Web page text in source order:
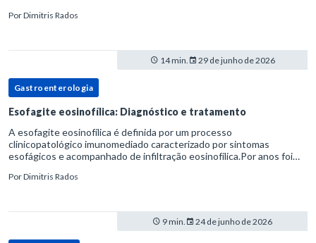
PorDimitris Rados
14 min. 29 de junho de 2026
Gastroenterologia
Esofagite eosinofílica: Diagnóstico e tratamento
A esofagite eosinofílica é definida por um processo
clinicopatológico imunomediado caracterizado por sintomas
esofágicos e acompanhado de infiltração eosinofílica.Por anos foi
refluxo gastr
PorDimitris Rados
9 min. 24 de junho de 2026